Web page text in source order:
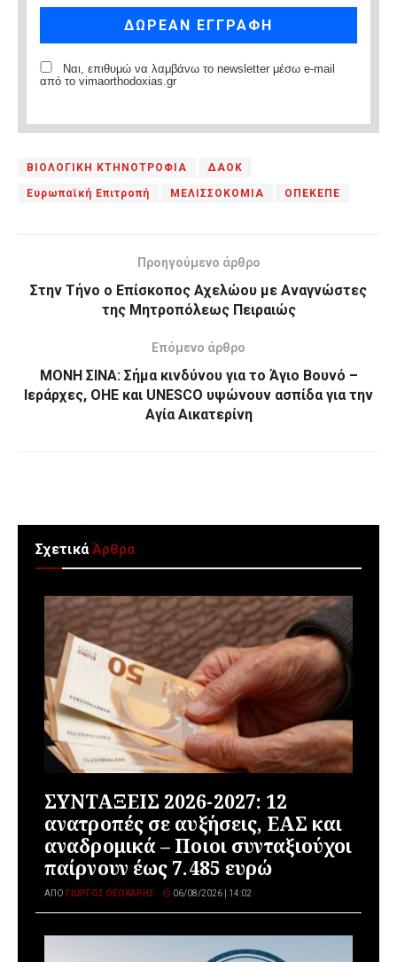
Ναι, επιθυμώ να λαμβάνω το newsletter μέσω e-mail
από το vimaorthodoxias.gr
ΒΙΟΛΟΓΙΚΗ ΚΤΗΝΟΤΡΟΦΙΑ ΔΑΟΚ
Ευρωπαϊκή Επιτροπή ΜΕΛΙΣΣΟΚΟΜΙΑ ΟΠΕΚΕΠΕ
Προηγούμενο άρθρο
Στην Τήνο ο Επίσκοπος Αχελώου με Αναγνώστες
της Μητροπόλεως Πειραιώς
Επόμενο άρθρο
ΜΟΝΗ ΣΙΝΑ: Σήμα κινδύνου για το Άγιο Βουνό –
Ιεράρχες, ΟΗΕ και UNESCO υψώνουν ασπίδα για την
Αγία Αικατερίνη
ΣχετικάΆρθρα
ΣΥΝΤΑΞΕΙΣ 2026-2027: 12
ανατροπές σε αυξήσεις, ΕΑΣ και
αναδρομικά – Ποιοι συνταξιούχοι
παίρνουν έως 7.485 ευρώ
ΑΠΌ ΓΙΏΡΓΟΣ ΘΕΟΧΆΡΗΣ 06/08/2026 | 14:02